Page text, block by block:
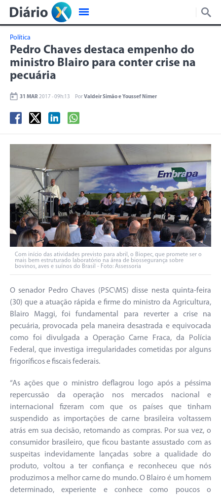
Política
Pedro Chaves destaca empenho do
ministro Blairo para conter crise na
pecuária
31 MAR 2017 - 09h:13 PorValdeir Simão e Youssef Nimer
Com início das atividades previsto para abril, o Biopec, que promete ser o
mais bem estruturado laboratório na área de biossegurança sobre
bovinos, aves e suínos do Brasil - Foto: Assessoria
O senador Pedro Chaves (PSC\MS) disse nesta quinta-feira
(30) que a atuação rápida e firme do ministro da Agricultura,
Blairo Maggi, foi fundamental para reverter a crise na
pecuária, provocada pela maneira desastrada e equivocada
como foi divulgada a Operação Carne Fraca, da Polícia
Federal, que investiga irregularidades cometidas por alguns
frigoríficos e fiscais federais.
“As ações que o ministro deflagrou logo após a péssima
repercussão da operação nos mercados nacional e
internacional fizeram com que os países que tinham
suspendido as importações de carne brasileira voltassem
atrás em sua decisão, retomando as compras. Por sua vez, o
consumidor brasileiro, que ficou bastante assustado com as
suspeitas indevidamente lançadas sobre a qualidade do
produto, voltou a ter confiança e reconheceu que nós
produzimos a melhor carne do mundo. O Blairo é um homem
determinado, experiente e conhece como poucos o